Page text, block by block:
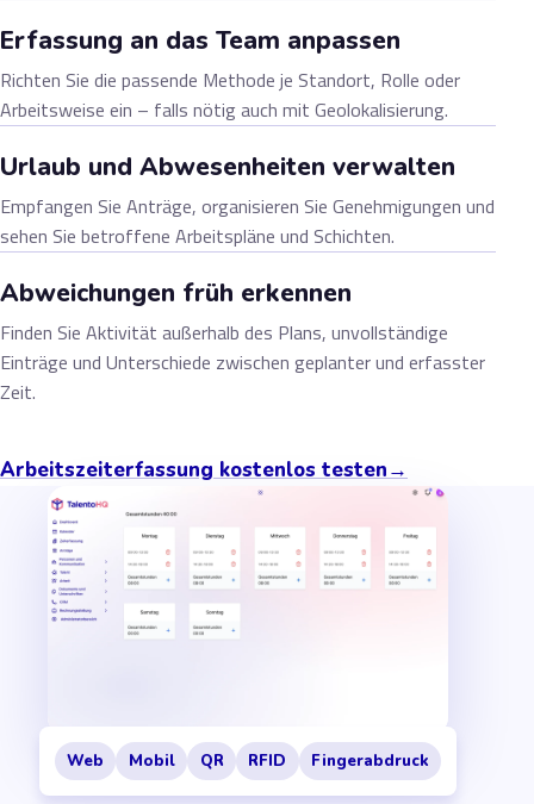
Erfassung an das Team anpassen
Richten Sie die passende Methode je Standort, Rolle oder
Arbeitsweise ein – falls nötig auch mit Geolokalisierung.
Urlaub und Abwesenheiten verwalten
Empfangen Sie Anträge, organisieren Sie Genehmigungen und
sehen Sie betroffene Arbeitspläne und Schichten.
Abweichungen früh erkennen
Finden Sie Aktivität außerhalb des Plans, unvollständige
Einträge und Unterschiede zwischen geplanter und erfasster
Zeit.
Arbeitszeiterfassung kostenlos testen→
Web Mobil QR RFID Fingerabdruck